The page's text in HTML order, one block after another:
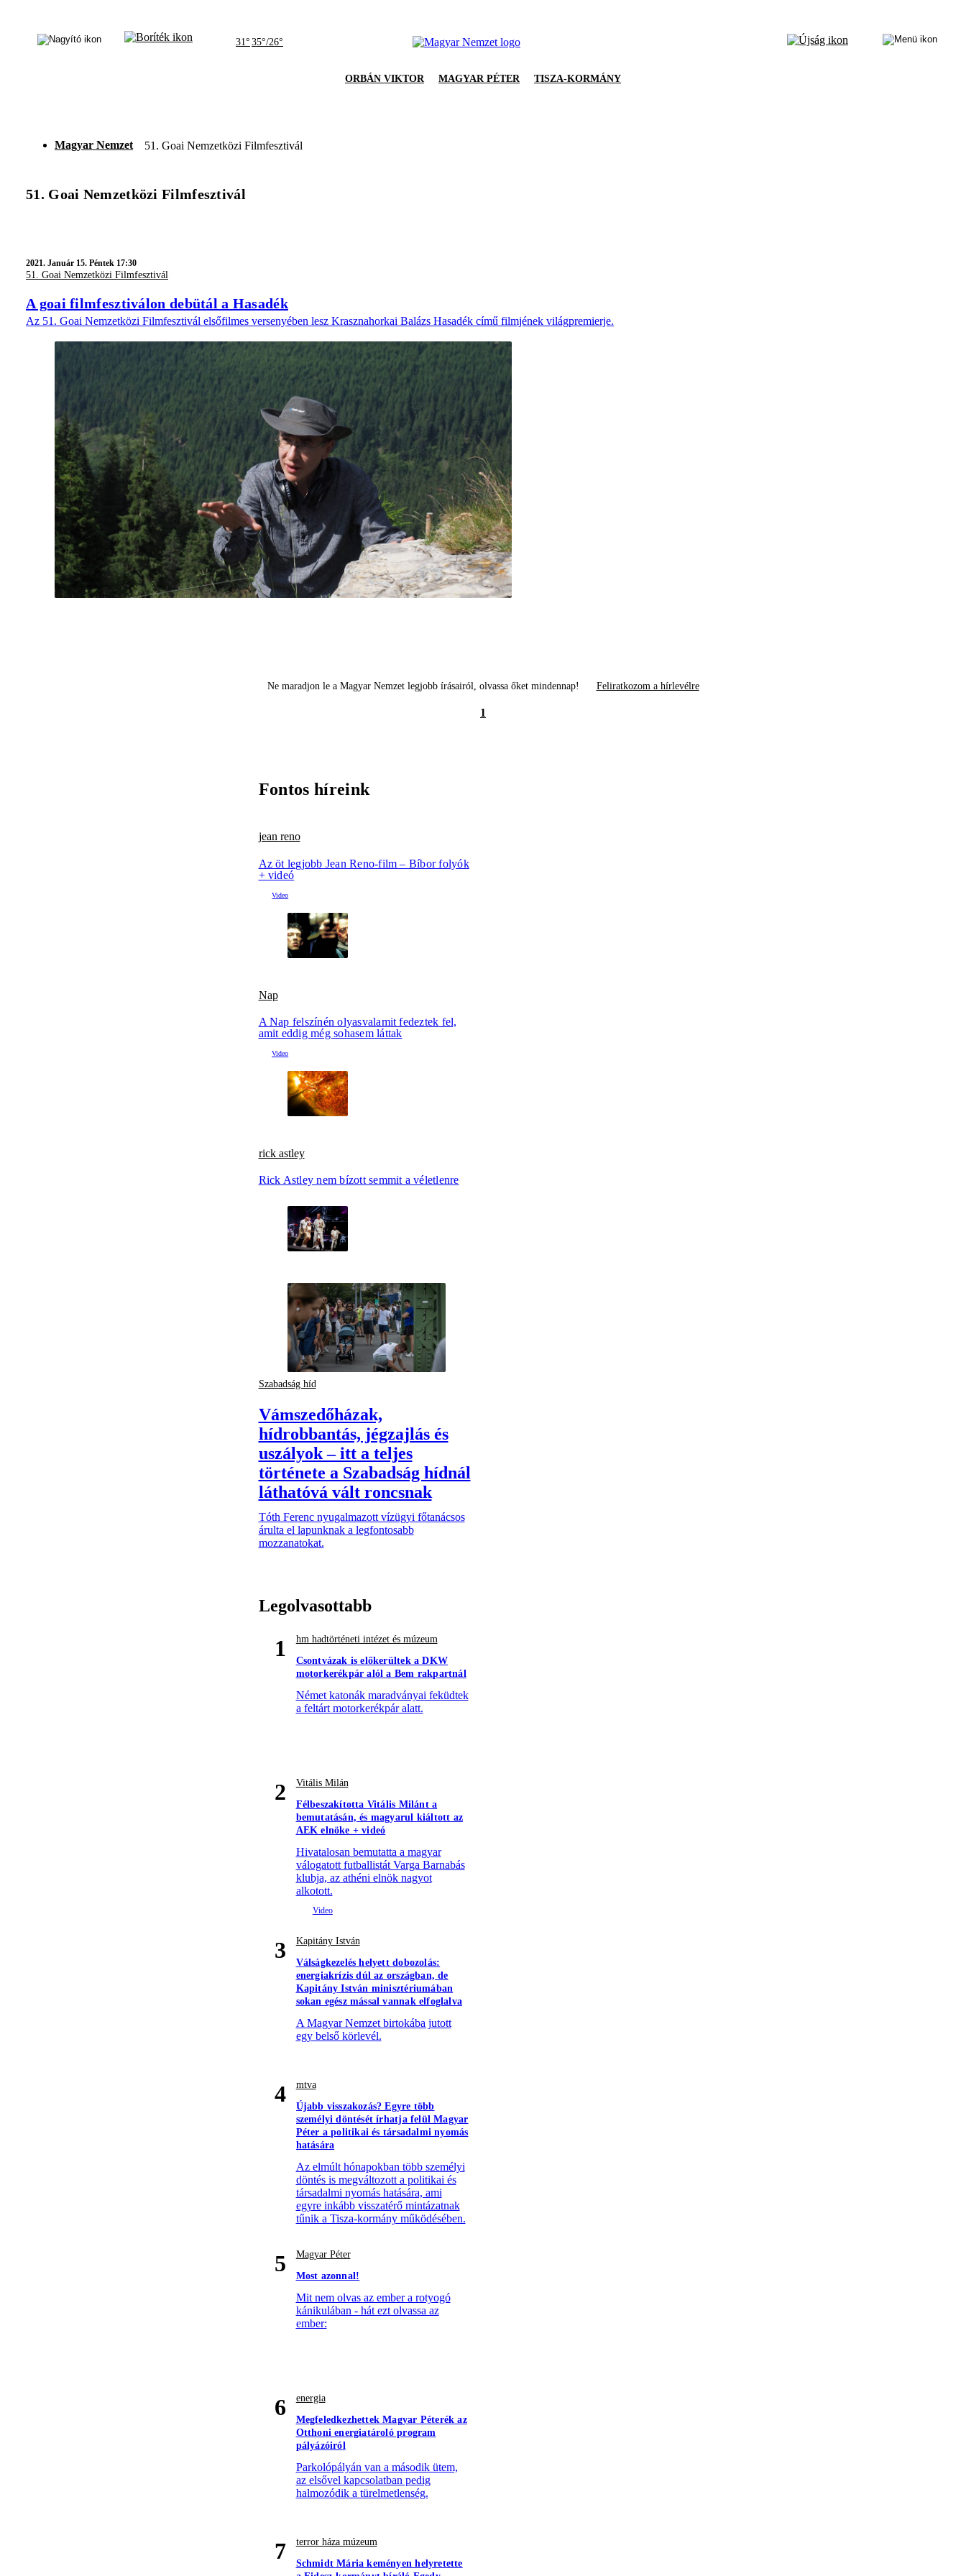
31° 35°/26°
ORBÁN VIKTOR MAGYAR PÉTER TISZA-KORMÁNY
Magyar Nemzet 51. Goai Nemzetközi Filmfesztivál
51. Goai Nemzetközi Filmfesztivál
2021. Január 15. Péntek 17:30
51. Goai Nemzetközi Filmfesztivál
A goai filmfesztiválon debütál a Hasadék
Az 51. Goai Nemzetközi Filmfesztivál elsőfilmes versenyében lesz Krasznahorkai Balázs Hasadék című filmjének világpremierje.
Ne maradjon le a Magyar Nemzet legjobb írásairól, olvassa őket mindennap! Feliratkozom a hírlevélre
1
Fontos híreink
jean reno
Az öt legjobb Jean Reno-film – Bíbor folyók
+ videó
Nap
A Nap felszínén olyasvalamit fedeztek fel,
amit eddig még sohasem láttak
rick astley
Rick Astley nem bízott semmit a véletlenre
Szabadság híd
Vámszedőházak,
hídrobbantás, jégzajlás és
uszályok – itt a teljes
története a Szabadság hídnál
láthatóvá vált roncsnak
Tóth Ferenc nyugalmazott vízügyi főtanácsos
árulta el lapunknak a legfontosabb
mozzanatokat.
Legolvasottabb
1
hm hadtörténeti intézet és múzeum
Csontvázak is előkerültek a DKW
motorkerékpár alól a Bem rakpartnál
Német katonák maradványai feküdtek
a feltárt motorkerékpár alatt.
2
Vitális Milán
Félbeszakította Vitális Milánt a
bemutatásán, és magyarul kiáltott az
AEK elnöke + videó
Hivatalosan bemutatta a magyar
válogatott futballistát Varga Barnabás
klubja, az athéni elnök nagyot
alkotott.
3
Kapitány István
Válságkezelés helyett dobozolás:
energiakrízis dúl az országban, de
Kapitány István minisztériumában
sokan egész mással vannak elfoglalva
A Magyar Nemzet birtokába jutott
egy belső körlevél.
4
mtva
Újabb visszakozás? Egyre több
személyi döntését írhatja felül Magyar
Péter a politikai és társadalmi nyomás
hatására
Az elmúlt hónapokban több személyi
döntés is megváltozott a politikai és
társadalmi nyomás hatására, ami
egyre inkább visszatérő mintázatnak
tűnik a Tisza-kormány működésében.
5
Magyar Péter
Most azonnal!
Mit nem olvas az ember a rotyogó
kánikulában - hát ezt olvassa az
ember:
6
energia
Megfeledkezhettek Magyar Péterék az
Otthoni energiatároló program
pályázóiról
Parkolópályán van a második ütem,
az elsővel kapcsolatban pedig
halmozódik a türelmetlenség.
7
terror háza múzeum
Schmidt Mária keményen helyretette